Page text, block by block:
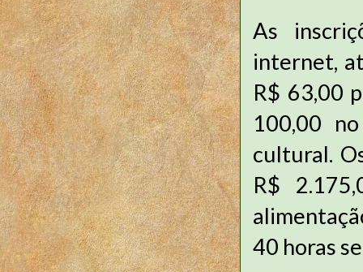
As
internet,
R$ 63,00
100,00
cultural.
R$
40 horas